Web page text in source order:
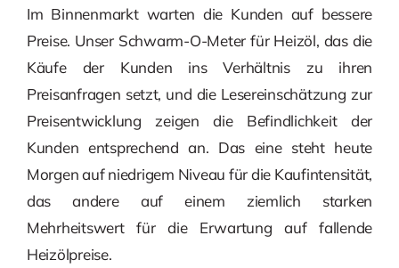
Im Binnenmarkt warten die Kunden auf bessere
Preise. Unser Schwarm-O-Meter für Heizöl, das die
Käufe der Kunden ins Verhältnis zu ihren
Preisanfragen setzt, und die Lesereinschätzung zur
Preisentwicklung zeigen die Befindlichkeit der
Kunden entsprechend an. Das eine steht heute
Morgen auf niedrigem Niveau für die Kaufintensität,
das andere auf einem ziemlich starken
Mehrheitswert für die Erwartung auf fallende
Heizölpreise.